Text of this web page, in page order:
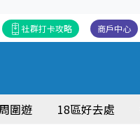
商戶中心
社群打卡攻略
圍遊 18區好去處